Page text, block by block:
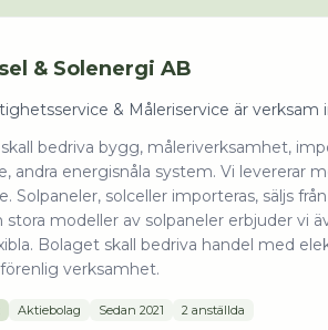
& Solenergi AB
& Måleriservice är
bedriva bygg, måleriverksamhet,
andra energisnåla system. Vi levererar
Solpaneler, solceller importeras, säljs
stora modeller av solpaneler erbjuder vi
Bolaget skall bedriva handel med
verksamhet.
Aktiebolag Sedan 2021 2 anställda